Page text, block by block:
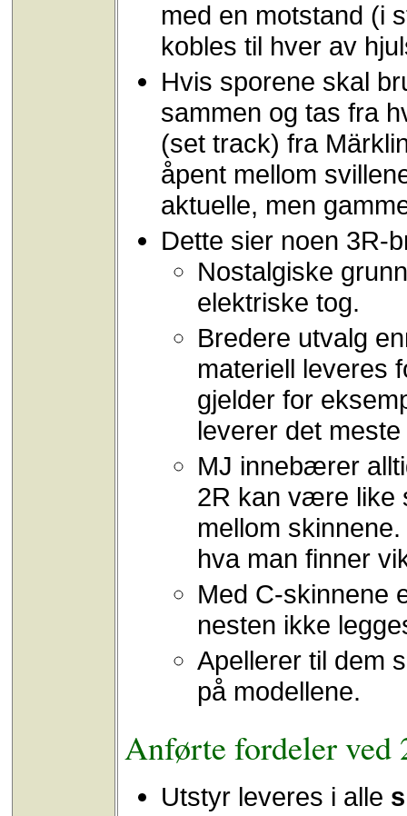
med en motstand (i
kobles til hver av
Hvis sporene skal
sammen og tas fra
(set track) fra
åpent mellom
aktuelle, men
Dette sier noen 3R-
Nostalgiske
elektriske tog.
Bredere utvalg
materiell leveres
gjelder for
leverer det
MJ innebærer
2R kan være like
mellom
hva man finner
Med C-skinnene
nesten ikke
Apellerer til dem
på modellene.
Anførte fordeler ved
Utstyr leveres i alle